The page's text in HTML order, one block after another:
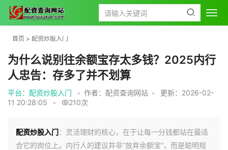
首页 > 配资炒股入门
为什么说别往余额宝存太多钱？2025内行
人忠告：存多了并不划算
平台：配资炒股入门 • 作者：配资查询网站 •
更新：2026-02-
11 20:28:05
• 210次
配资炒股入门：灵活理财的核心，在于让每一分钱都站在最适
合它的岗位上。内行人的建议并非“放弃余额宝”，而是聪明规